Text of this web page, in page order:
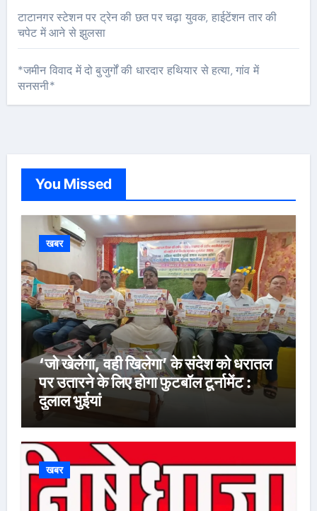
टाटानगर स्टेशन पर ट्रेन की छत पर चढ़ा युवक, हाईटेंशन तार की
चपेट में आने से झुलसा
*जमीन विवाद में दो बुजुर्गों की धारदार हथियार से हत्या, गांव में
सनसनी*
You Missed
खबर
‘जो खेलेगा, वही खिलेगा’ के संदेश को धरातल
पर उतारने के लिए होगा फुटबॉल टूर्नामेंट :
दुलाल भुईयां
खबर